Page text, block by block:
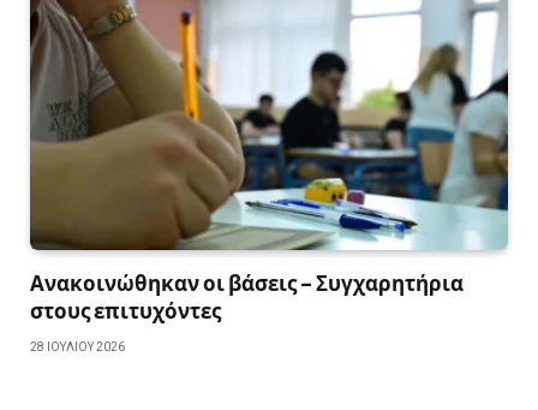
Ανακοινώθηκαν οι βάσεις – Συγχαρητήρια
στους επιτυχόντες
28 ΙΟΥΛΊΟΥ 2026